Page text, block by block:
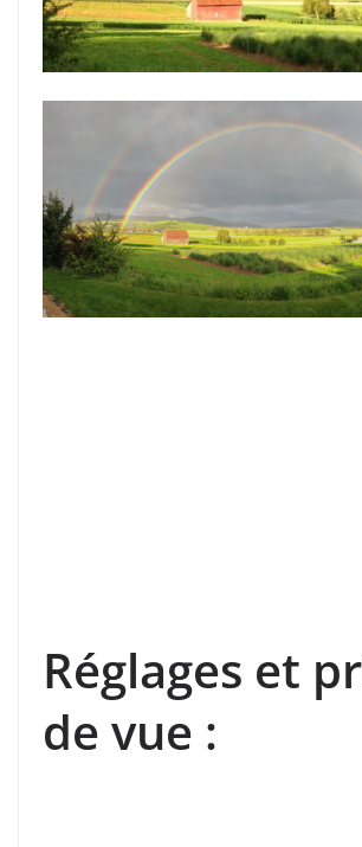
Réglages et
de vue :